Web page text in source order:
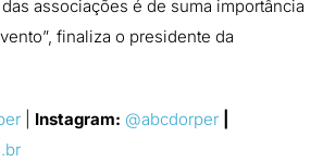
associações é de suma importância
finaliza o presidente da
Instagram: @abcdorper